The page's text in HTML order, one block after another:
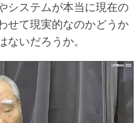
システムが本当に現在の
せて現実的なのかどうか
ないだろうか。